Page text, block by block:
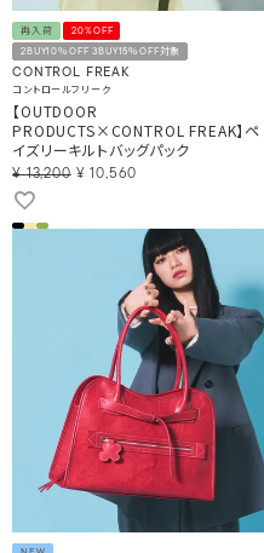
再入荷 20%OFF
2BUY10％OFF 3BUY15％OFF対象
CONTROL FREAK
コントロールフリーク
【OUTDOOR
PRODUCTS×CONTROL FREAK】ペ
イズリーキルトバッグパック
¥ 13,200 ¥ 10,560